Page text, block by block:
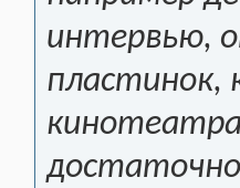
интервью,
пластинок,